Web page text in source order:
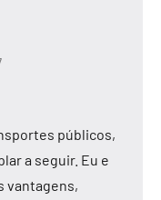
públicos,
a seguir. Eu e
vantagens,